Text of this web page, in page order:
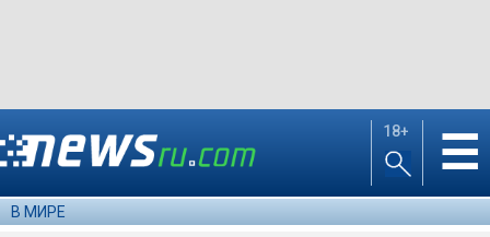
18+ ☰
В МИРЕ